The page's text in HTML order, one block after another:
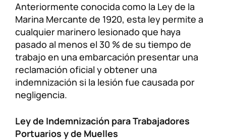
Anteriormente conocida como la Ley de la
Marina Mercante de 1920, esta ley permite a
cualquier marinero lesionado que haya
pasado al menos el 30 % de su tiempo de
trabajo en una embarcación presentar una
reclamación oficial y obtener una
indemnización si la lesión fue causada por
negligencia.
Ley de Indemnización para Trabajadores
Portuarios y de Muelles